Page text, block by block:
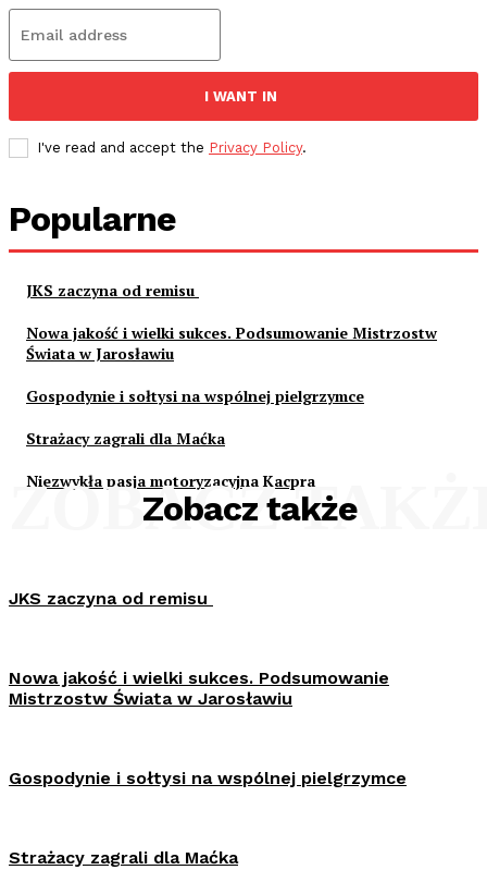
I WANT IN
I've read and accept the Privacy Policy.
Popularne
JKS zaczyna od remisu
Nowa jakość i wielki sukces. Podsumowanie Mistrzostw
Świata w Jarosławiu
Gospodynie i sołtysi na wspólnej pielgrzymce
Strażacy zagrali dla Maćka
Niezwykła pasja motoryzacyjna Kacpra
Zobacz także
ZOBACZ
JKS zaczyna od remisu
Nowa jakość i wielki sukces. Podsumowanie
Mistrzostw Świata w Jarosławiu
Gospodynie i sołtysi na wspólnej pielgrzymce
Strażacy zagrali dla Maćka